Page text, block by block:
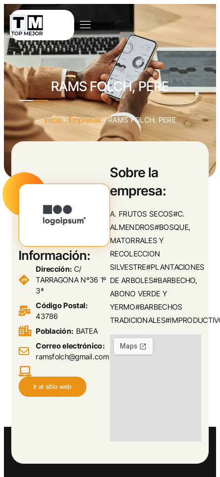
RAMS FOLCH, PERE
Inicio-Empresas-RAMS FOLCH, PERE
Sobre la
empresa:
A. FRUTOS SECOS#C.
ALMENDROS#BOSQUE,
MATORRALES Y
RECOLECCION
SILVESTRE#PLANTACIONES
DE ARBOLES#BARBECHO,
ABONO VERDE Y
YERMO#BARBECHOS
Información:
Dirección: C/
TARRAGONA Nº36 1º
3ª
Código Postal:
43786
Población: BATEA
Correo electrónico:
ramsfolch@gmail.com
Ir al sitio web